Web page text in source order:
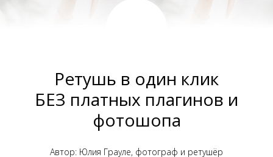
Ретушь в один клик
БЕЗ платных плагинов и
фотошопа
Автор: Юлия Грауле, фотограф и ретушёр